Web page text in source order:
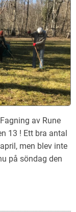
av Rune
13 ! Ett bra antal
men blev inte
på söndag den